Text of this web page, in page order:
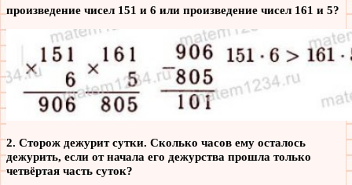
произведение чисел 151 и 6 или произведение чисел 161 и 5?
2. Сторож дежурит сутки. Сколько часов ему осталось
дежурить, если от начала его дежурства прошла только
четвёртая часть суток?